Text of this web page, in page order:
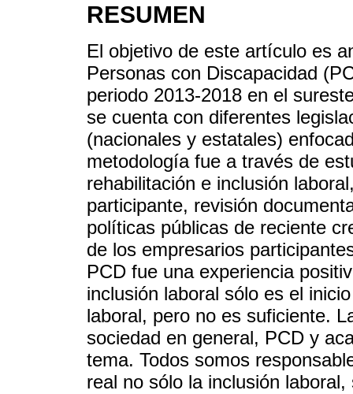
RESUMEN
El objetivo de este artículo es
Personas con Discapacidad
periodo 2013-2018 en el
se cuenta con diferentes
(nacionales y estatales)
metodología fue a través de
rehabilitación e inclusión
participante, revisión
políticas públicas de reciente
de los empresarios
PCD fue una experiencia
inclusión laboral sólo es el
laboral, pero no es suficiente.
sociedad en general, PCD y
tema. Todos somos
real no sólo la inclusión